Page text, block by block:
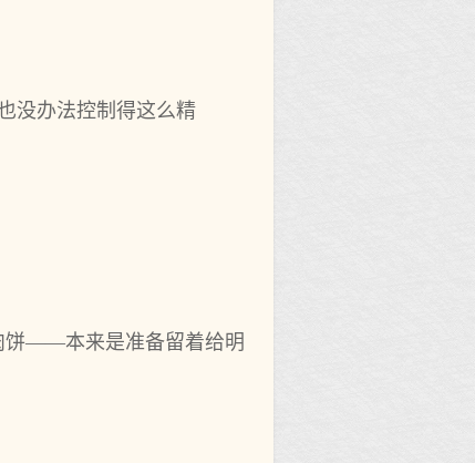
没办法控制得这么精
饼——本来是准备留着给明